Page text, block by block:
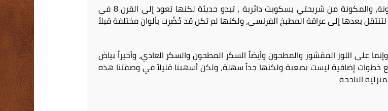
على الرغم من أن سندويشات الماكرون هذه، الصغيرة الملونة، والمكونة من شريحتي بسكويت دائرية ، تبدو حديثة لكنها تعود إلى القرن 8 في
بعدها إلى عراقة المطبخ الفرنسي، ولكنها لم تكن قد حُضّرت بألوان مختلفة قبلاً
على اللوز المقشور والمطحون وأيضاً السكر المطحون والسكر العادي، وأخيراً بياض
خطوات إضافية ليست بصعبة ولكنها جداً سهلة، ولكن أسهبنا قليلاً في وصفتنا هذه
الناجحة